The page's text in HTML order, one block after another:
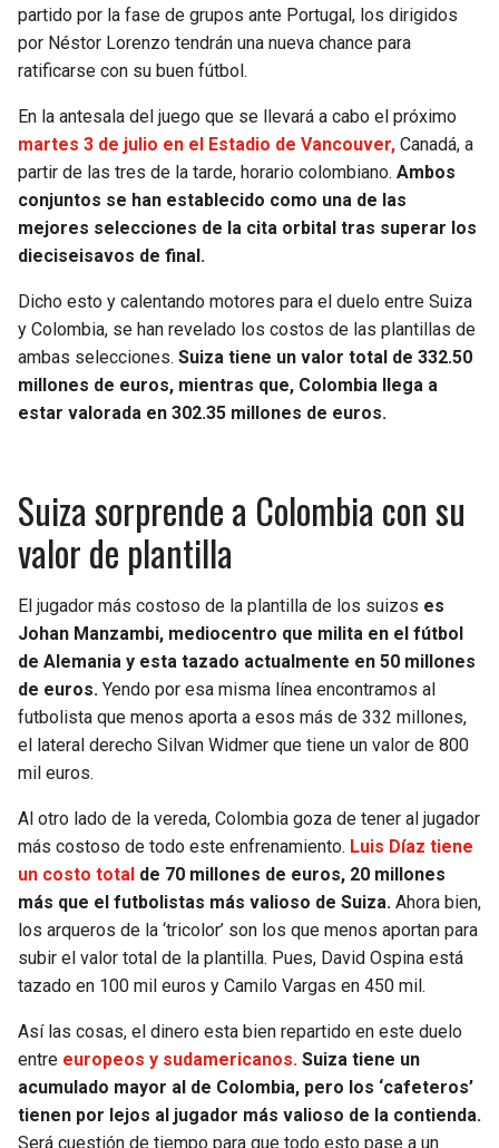
LIONS
VIKINGS
FALCONS
PANTHERS
NUGGETS
THUNDER
TRAIL BLAZERS
JAZZ
partido por la fase de grupos ante Portugal, los dirigidos
por Néstor Lorenzo tendrán una nueva chance para
ratificarse con su buen fútbol.
En la antesala del juego que se llevará a cabo el próximo
martes 3 de julio en el Estadio de Vancouver, Canadá, a
partir de las tres de la tarde, horario colombiano. Ambos
conjuntos se han establecido como una de las
mejores selecciones de la cita orbital tras superar los
dieciseisavos de final.
Dicho esto y calentando motores para el duelo entre Suiza
y Colombia, se han revelado los costos de las plantillas de
ambas selecciones. Suiza tiene un valor total de 332.50
millones de euros, mientras que, Colombia llega a
estar valorada en 302.35 millones de euros.
Suiza sorprende a Colombia con su
valor de plantilla
El jugador más costoso de la plantilla de los suizos es
Johan Manzambi, mediocentro que milita en el fútbol
de Alemania y esta tazado actualmente en 50 millones
de euros. Yendo por esa misma línea encontramos al
futbolista que menos aporta a esos más de 332 millones,
el lateral derecho Silvan Widmer que tiene un valor de 800
mil euros.
Al otro lado de la vereda, Colombia goza de tener al jugador
más costoso de todo este enfrenamiento. Luis Díaz tiene
un costo total de 70 millones de euros, 20 millones
más que el futbolistas más valioso de Suiza. Ahora bien,
los arqueros de la ‘tricolor’ son los que menos aportan para
subir el valor total de la plantilla. Pues, David Ospina está
tazado en 100 mil euros y Camilo Vargas en 450 mil.
Así las cosas, el dinero esta bien repartido en este duelo
entre europeos y sudamericanos. Suiza tiene un
acumulado mayor al de Colombia, pero los ‘cafeteros’
tienen por lejos al jugador más valioso de la contienda.
Será cuestión de tiempo para que todo esto pase a un